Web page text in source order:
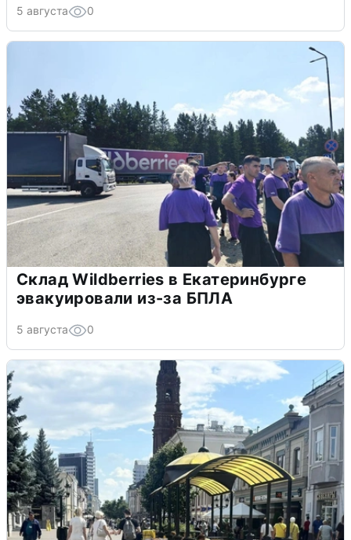
5 августа 0
Склад Wildberries в Екатеринбурге
эвакуировали из-за БПЛА
5 августа 0